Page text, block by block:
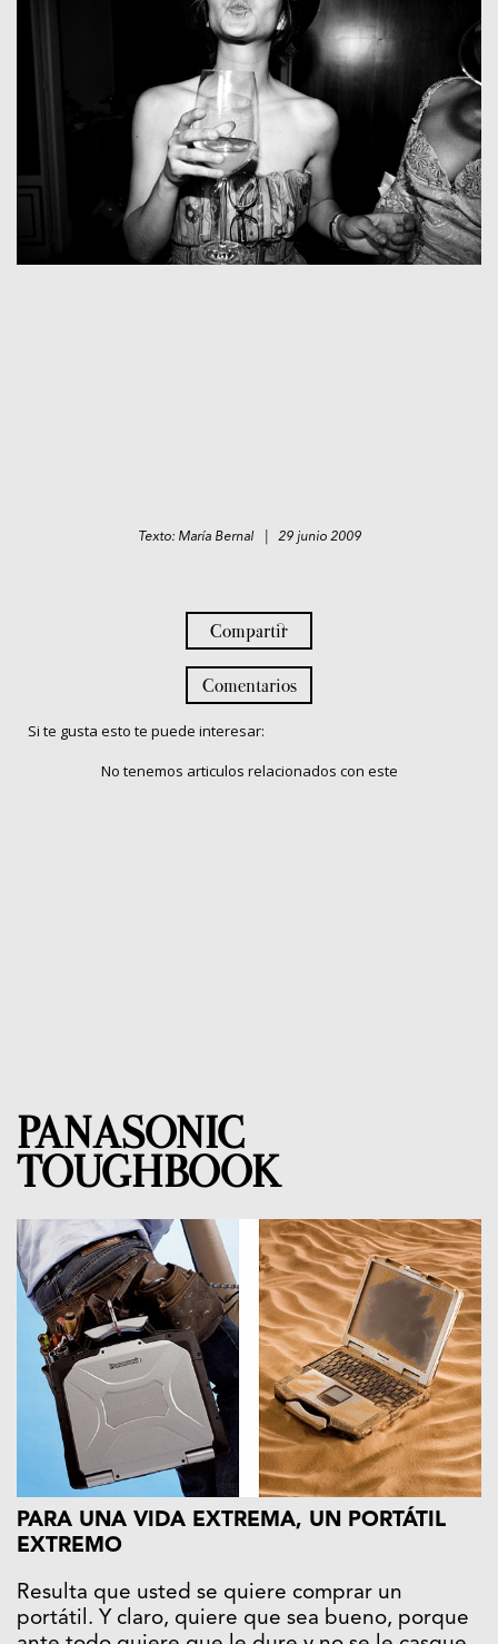
Texto: María Bernal | 29 junio 2009
Compartir
Comentarios
Si te gusta esto te puede interesar:
No tenemos articulos relacionados con este
PANASONIC
TOUGHBOOK
PARA UNA VIDA EXTREMA, UN PORTÁTIL
EXTREMO
Resulta que usted se quiere comprar un
portátil. Y claro, quiere que sea bueno, porque